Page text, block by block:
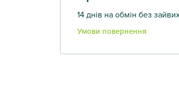
14 днів на обмін без
Умови повернення